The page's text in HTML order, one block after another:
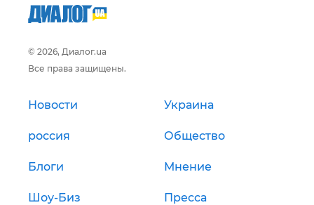
© 2026, Диалог.ua
Все права защищены.
Новости Украина
россия Общество
Блоги Мнение
Шоу-Биз Пресса